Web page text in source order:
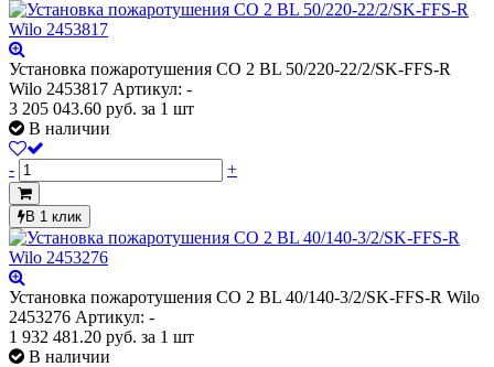
Установка пожаротушения CO 2 BL 50/220-22/2/SK-FFS-R
Wilo 2453817 Артикул: -
3 205 043.60 руб. за 1 шт
В наличии
- +
В 1 клик
Установка пожаротушения CO 2 BL 40/140-3/2/SK-FFS-R Wilo
2453276 Артикул: -
1 932 481.20 руб. за 1 шт
В наличии